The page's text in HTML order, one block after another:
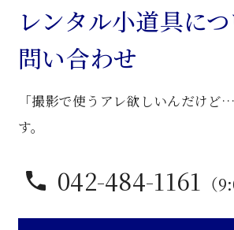
ド
レ
ッ
ー
レンタル小道具に
問い合わせ
「撮影で使うアレ欲しいんだけど
す。
042-484-1161 （